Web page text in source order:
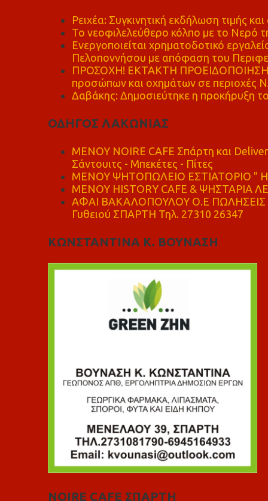
Ρειχέα: Συγκινητική εκδήλωση τιμής
Το νεοφιλελεύθερο κόλπο με το Νερό
Ενεργοποιείται χρηματοδοτικό
Πελοποννήσου με απόφαση του
ΠΡΟΣΟΧΗ! ΕΚΤΑΚΤΗ ΠΡΟΕΙΔΟΠΟΙΗΣΗ -
προσώπων και οχημάτων σε περιοχές
Δαβάκης: Δημοσιεύτηκε η προκήρυξη
ΟΔΗΓΟΣ ΛΑΚΩΝΙΑΣ
MENOY NOIRE CAFE Σπάρτη και
Σάντουιτς - Μπεκέτες - Πίτες
ΜΕΝΟΥ ΨΗΤΟΠΩΛΕΙΟ ΕΣΤΙΑΤΟΡΙΟ "
ΜΕΝΟΥ HISTORY CAFE & ΨΗΣΤΑΡΙΑ
ΑΦΑΙ ΒΑΚΑΛΟΠΟΥΛΟΥ Ο.Ε ΠΩΛΗΣΕΙΣ
Γυθειού ΣΠΑΡΤΗ Τηλ. 27310 26347
ΚΩΝΣΤΑΝΤΙΝΑ Κ. ΒΟΥΝΑΣΗ
NOIRE CAFE ΣΠΑΡΤΗ